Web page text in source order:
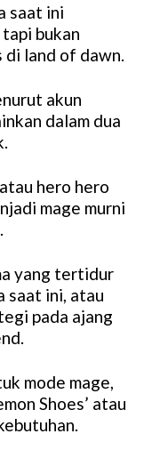
saat ini
bukan
di land of dawn.
akun
dalam dua
hero hero
mage murni
yang tertidur
saat ini, atau
pada ajang
mode mage,
Shoes’ atau